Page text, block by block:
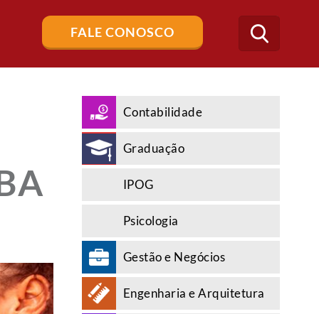
FALE CONOSCO
Buscar
no
blog
Contabilidade
Graduação
IPOG
Psicologia
Gestão e Negócios
Engenharia e Arquitetura